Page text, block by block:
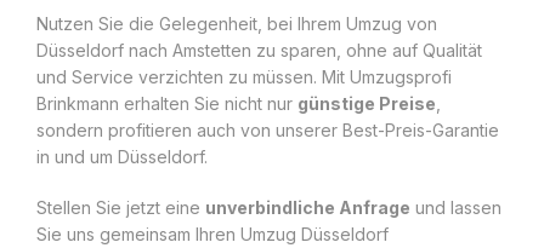
Nutzen Sie die Gelegenheit, bei Ihrem Umzug von
Düsseldorf nach Amstetten zu sparen, ohne auf Qualität
und Service verzichten zu müssen. Mit Umzugsprofi
Brinkmann erhalten Sie nicht nur günstige Preise
sondern profitieren auch von unserer Best-Preis-Garantie
in und um Düsseldorf.
Stellen Sie jetzt eine unverbindliche Anfrage und lassen
Sie uns gemeinsam Ihren Umzug Düsseldorf